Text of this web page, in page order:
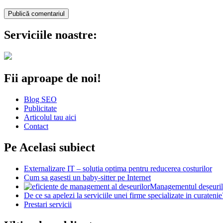
Serviciile noastre:
Fii aproape de noi!
Blog SEO
Publicitate
Articolul tau aici
Contact
Pe Acelasi subiect
Externalizare IT – solutia optima pentru reducerea costurilor
Cum sa gasesti un baby-sitter pe Internet
Managementul
De ce sa apelezi la serviciile unei firme specializate in
Prestari servicii